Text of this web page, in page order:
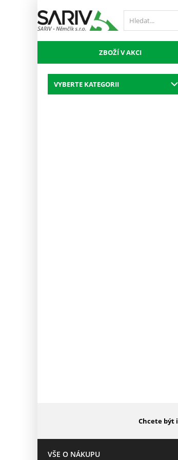
ZBOŽÍ V AKCI
VYBERTE KATEGORII
Chcete být
VŠE O NÁKUPU